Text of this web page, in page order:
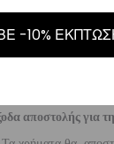
14 ημερών από
αποστολής για
-10%